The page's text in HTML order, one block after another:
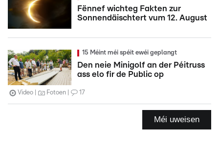
Fënnef wichteg Fakten zur
Sonnendäischtert vum 12. August
15 Méint méi spéit ewéi geplangt
Den neie Minigolf an der Péitruss
ass elo fir de Public op
Video Fotoen 17
Méi uweisen